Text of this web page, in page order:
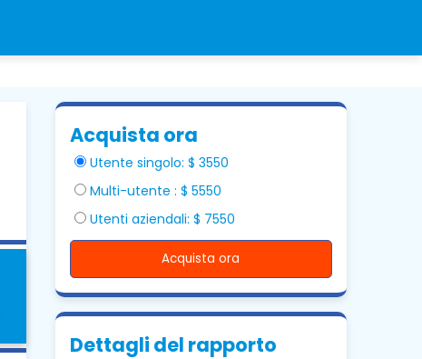
Acquista ora
Utente singolo: $ 3550
Multi-utente : $ 5550
Utenti aziendali: $ 7550
Acquista ora
Dettagli del rapporto